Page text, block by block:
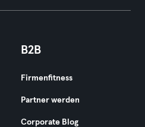
B2B
Firmenfitness
Partner werden
Corporate Blog